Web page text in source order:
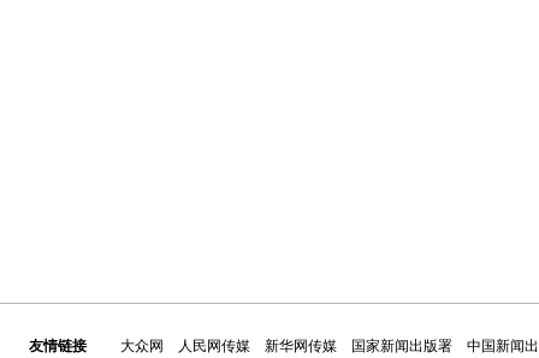
友情链接 大众网 人民网传媒 新华网传媒 国家新闻出版署
中国新闻